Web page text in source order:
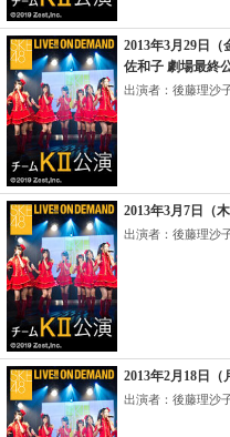
2013年3月29日
佐和子 劇場最終
出演者：後藤理沙
2013年3月7日（
出演者：後藤理沙
2013年2月18日
出演者：後藤理沙